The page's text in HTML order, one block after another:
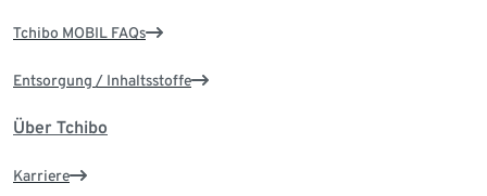
Tchibo MOBIL FAQs
Entsorgung / Inhaltsstoffe
Über Tchibo
Karriere